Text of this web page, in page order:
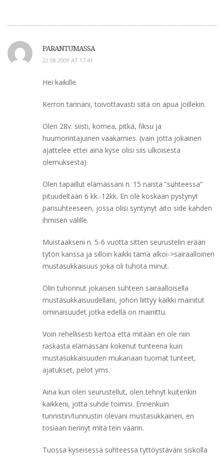
PARANTUMASSA
22.08.2009 AT 17:41
Hei kaikille.
Kerron tarinani, toivottavasti siitä on apua joillekin.
Olen 28v. siisti, komea, pitkä, fiksu ja
huumorintajuinen vaakamies. (vain jotta jokainen
ajattelee ettei aina kyse olisi siis ulkoisesta
olemuksesta)
Olen tapaillut elämässäni n. 15 naista ”suhteessa”
pituudeltaan 6 kk.-12kk. En ole koskaan pystynyt
parisuhteeseen, jossa olisi syntynyt aito side kahden
ihmisen välille.
Muistaakseni n. 5-6 vuotta sitten seurustelin erään
tytön kanssa ja silloin kaikki tämä alkoi->sairaalloinen
mustasukkaisuus joka oli tuhota minut.
Olin tuhonnut jokaisen suhteen sairaalloisella
mustasukkaisuudellani, johon liittyy kaikki mainitut
ominaisuudet jotka edellä on mainittu.
Voin rehellisesti kertoa että mitään en ole niin
raskasta elämässäni kokenut tunteena kuin
mustasukkaisuuden mukanaan tuomat tunteet,
ajatukset, pelot yms.
Aina kun olen seurustellut, olen tehnyt kuitenkin
kaikkeni, jotta suhde toimisi. Ennenkuin
tunnistin/tunnustin olevani mustasukkainen, en
tosiaan tiennyt mitä tein väärin.
Tuossa kyseisessä suhteessa tyttöystäväni siskolla